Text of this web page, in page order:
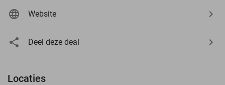
Website
Deel deze deal
Locaties